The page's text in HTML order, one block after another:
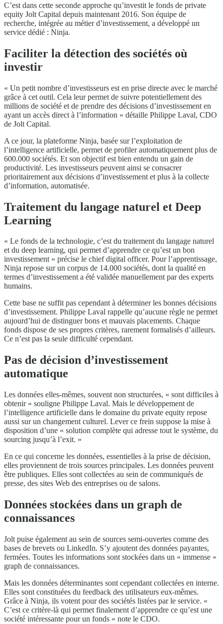
C’est dans cette seconde approche qu’investit le fonds de private
equity Jolt Capital depuis maintenant 2016. Son équipe de
recherche, intégrée au métier d’investissement, a développé un
service dédié : Ninja.
Faciliter la détection des sociétés où
investir
« Un petit nombre d’investisseurs est en prise directe avec le marché
grâce à cet outil. Cela leur permet de suivre potentiellement des
millions de société et de prendre des décisions d’investissement en
ayant un accès direct à l’information » détaille Philippe Laval, CDO
de Jolt Capital.
A ce jour, la plateforme Ninja, basée sur l’exploitation de
l’intelligence artificielle, permet de profiler automatiquement plus de
600.000 sociétés. Et son objectif est bien entendu un gain de
productivité. Les investisseurs peuvent ainsi se consacrer
prioritairement aux décisions d’investissement et plus à la collecte
d’information, automatisée.
Traitement du langage naturel et Deep
Learning
« Le fonds de la technologie, c’est du traitement du langage naturel
et du deep learning, qui permet d’apprendre ce qu’est un bon
investissement » précise le chief digital officer. Pour l’apprentissage,
Ninja repose sur un corpus de 14.000 sociétés, dont la qualité en
termes d’investissement a été validée manuellement par des experts
humains.
Cette base ne suffit pas cependant à déterminer les bonnes décisions
d’investissement. Philippe Laval rappelle qu’aucune règle ne permet
aujourd’hui de distinguer bons et mauvais placements. Chaque
fonds dispose de ses propres critères, rarement formalisés d’ailleurs.
Ce n’est pas la seule difficulté cependant.
Pas de décision d’investissement
automatique
Les données elles-mêmes, souvent non structurées, « sont difficiles à
obtenir » souligne Philippe Laval. Mais le développement de
l’intelligence artificielle dans le domaine du private equity repose
aussi sur un changement culturel. Lever ce frein suppose la mise à
disposition d’une « solution complète qui adresse tout le système, du
sourcing jusqu’à l’exit. »
En ce qui concerne les données, essentielles à la prise de décision,
elles proviennent de trois sources principales. Les données peuvent
être publiques. Elles sont collectées au sein de communiqués de
presse, des sites Web des entreprises ou de salons.
Données stockées dans un graph de
connaissances
Jolt puise également au sein de sources semi-ouvertes comme des
bases de brevets ou LinkedIn. S’y ajoutent des données payantes,
fermées. Toutes les informations sont stockées dans un « immense »
graph de connaissances.
Mais les données déterminantes sont cependant collectées en interne.
Elles sont constituées du feedback des utilisateurs eux-mêmes.
Grâce à Ninja, ils votent pour des sociétés listées par le service. «
C’est ce critère-là qui permet finalement d’apprendre ce qu’est une
société intéressante pour un fonds » note le CDO.